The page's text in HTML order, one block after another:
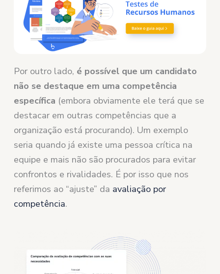
Por outro lado, é possível que um candidato
não se destaque em uma competência
específica (embora obviamente ele terá que se
destacar em outras competências que a
organização está procurando). Um exemplo
seria quando já existe uma pessoa crítica na
equipe e mais não são procurados para evitar
confrontos e rivalidades. É por isso que nos
referimos ao “ajuste” da avaliação por
competência.